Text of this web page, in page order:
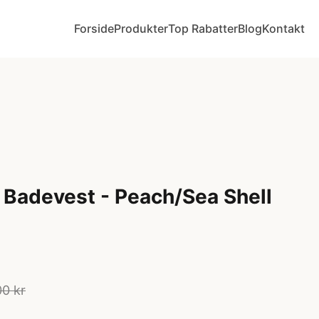
ForsideProdukterTop RabatterBlogKontakt
- Peach/Sea Shell
kr